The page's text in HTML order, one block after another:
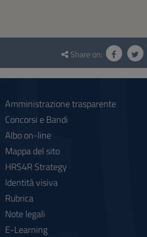
Questionnaire
social
Share on:
Amministrazione trasparente
Concorsi e Bandi
Albo on-line
Mappa del sito
HRS4R Strategy
Identità visiva
Rubrica
Note legali
E-Learning